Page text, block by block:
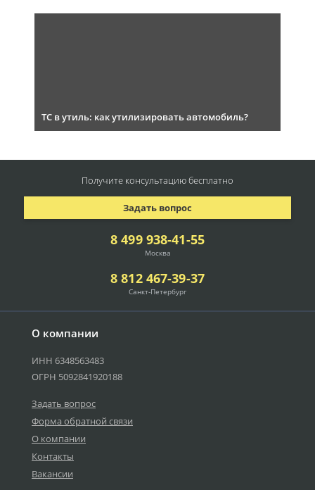
ТС в утиль: как утилизировать автомобиль?
О компании
ИНН 6348563483
ОГРН 5092841920188
Задать вопрос
Форма обратной связи
О компании
Контакты
Вакансии
8 499 938-41-55
Москва
8 812 467-39-37
Санкт-Петербург
Задать вопрос
Получите консультациюбесплатно